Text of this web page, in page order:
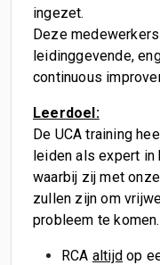
ingezet.
Deze
leidinggevende,
continuous
Leerdoel:
De UCA training
leiden als expert in
waarbij zij met
zullen zijn om
probleem te
RCA altijd op